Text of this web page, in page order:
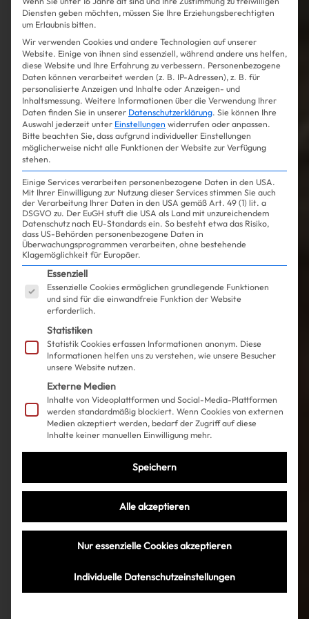
Diensten geben möchten, müssen Sie Ihre Erziehungsberechtigten
um Erlaubnis bitten.
Wir verwenden Cookies und andere Technologien auf unserer
Website. Einige von ihnen sind essenziell, während andere uns helfen,
diese Website und Ihre Erfahrung zu verbessern. Personenbezogene
Daten können verarbeitet werden (z. B. IP-Adressen), z. B. für
personalisierte Anzeigen und Inhalte oder Anzeigen- und
Inhaltsmessung. Weitere Informationen über die Verwendung Ihrer
Daten finden Sie in unserer Datenschutzerklärung. Sie können Ihre
Auswahl jederzeit unter Einstellungen widerrufen oder anpassen.
Bitte beachten Sie, dass aufgrund individueller Einstellungen
möglicherweise nicht alle Funktionen der Website zur Verfügung
stehen.
Einige Services verarbeiten personenbezogene Daten in den USA.
Mit Ihrer Einwilligung zur Nutzung dieser Services stimmen Sie auch
der Verarbeitung Ihrer Daten in den USA gemäß Art. 49 (1) lit. a
DSGVO zu. Der EuGH stuft die USA als Land mit unzureichendem
Datenschutz nach EU-Standards ein. So besteht etwa das Risiko,
dass US-Behörden personenbezogene Daten in
Überwachungsprogrammen verarbeiten, ohne bestehende
Klagemöglichkeit für Europäer.
Es folgt eine Liste der Service-Gruppen, für die
Essenziell
Essenzielle Cookies ermöglichen grundlegende Funktionen
und sind für die einwandfreie Funktion der Website
erforderlich.
Statistiken
Statistik Cookies erfassen Informationen anonym. Diese
Informationen helfen uns zu verstehen, wie unsere Besucher
unsere Website nutzen.
Externe Medien
Inhalte von Videoplattformen und Social-Media-Plattformen
werden standardmäßig blockiert. Wenn Cookies von externen
Medien akzeptiert werden, bedarf der Zugriff auf diese
Inhalte keiner manuellen Einwilligung mehr.
Speichern
Alle akzeptieren
Nur essenzielle Cookies akzeptieren
Individuelle Datenschutzeinstellungen